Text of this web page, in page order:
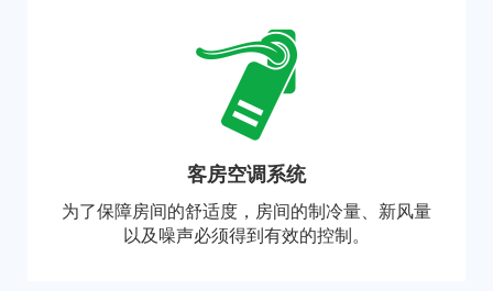
客房空调系统
为了保障房间的舒适度，房间的制冷量、新风量
以及噪声必须得到有效的控制。